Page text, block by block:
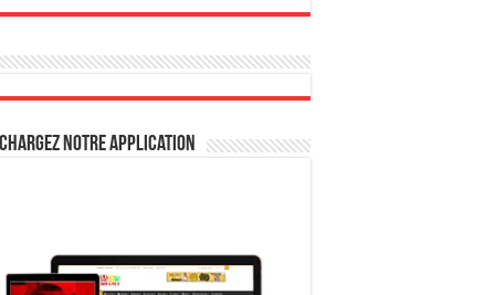
notre Application